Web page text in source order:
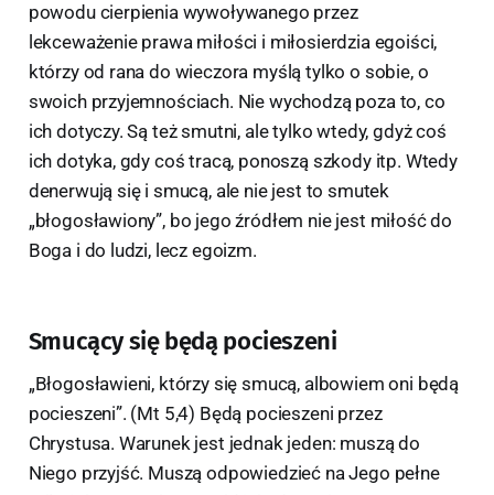
powodu cierpienia wywoływanego przez
lekceważenie prawa miłości i miłosierdzia egoiści,
którzy od rana do wieczora myślą tylko o sobie, o
swoich przyjemnościach. Nie wychodzą poza to, co
ich dotyczy. Są też smutni, ale tylko wtedy, gdyż coś
ich dotyka, gdy coś tracą, ponoszą szkody itp. Wtedy
denerwują się i smucą, ale nie jest to smutek
„błogosławiony”, bo jego źródłem nie jest miłość do
Boga i do ludzi, lecz egoizm.
Smucący się będą pocieszeni
„Błogosławieni, którzy się smucą, albowiem oni będą
pocieszeni”. (Mt 5,4) Będą pocieszeni przez
Chrystusa. Warunek jest jednak jeden: muszą do
Niego przyjść. Muszą odpowiedzieć na Jego pełne